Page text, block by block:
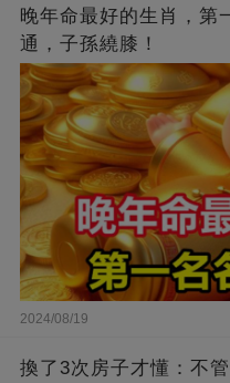
晚年命最好的生肖，第
通，子孫繞膝！
2024/08/19
換了3次房子才懂：不